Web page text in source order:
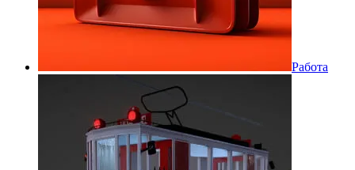
Работа